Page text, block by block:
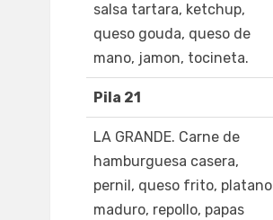
salsa tartara, ketchup,
queso gouda, queso de
mano, jamon, tocineta.
Pila 21
LA GRANDE. Carne de
hamburguesa casera,
pernil, queso frito, platano
maduro, repollo, papas